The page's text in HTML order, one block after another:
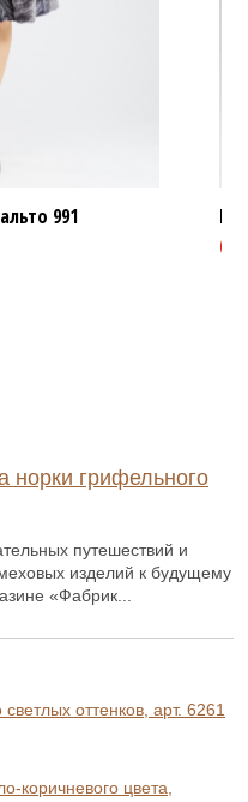
991
норки грифельного
путешествий и
изделий к будущему
«Фабрик...
оттенков, арт. 6261
коричневого цвета,